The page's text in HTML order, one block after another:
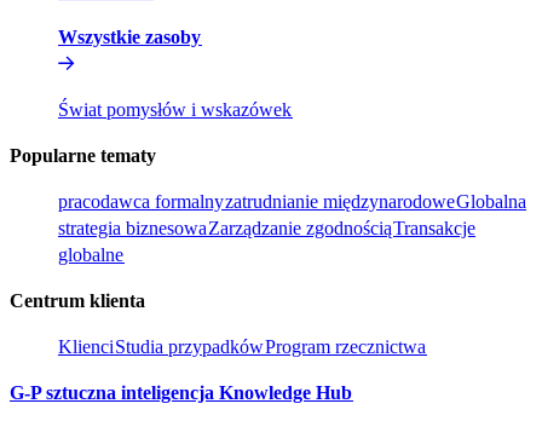
Wszystkie zasoby​​
Świat pomysłów i wskazówek​​
Popularne tematy​​
pracodawca formalny​​zatrudnianie międzynarodowe​​Globalna
strategia biznesowa​​Zarządzanie zgodnością​​Transakcje
globalne​​
Centrum klienta​​
Klienci​​Studia przypadków​​Program rzecznictwa​​
G-P sztuczna inteligencja Knowledge Hub​​